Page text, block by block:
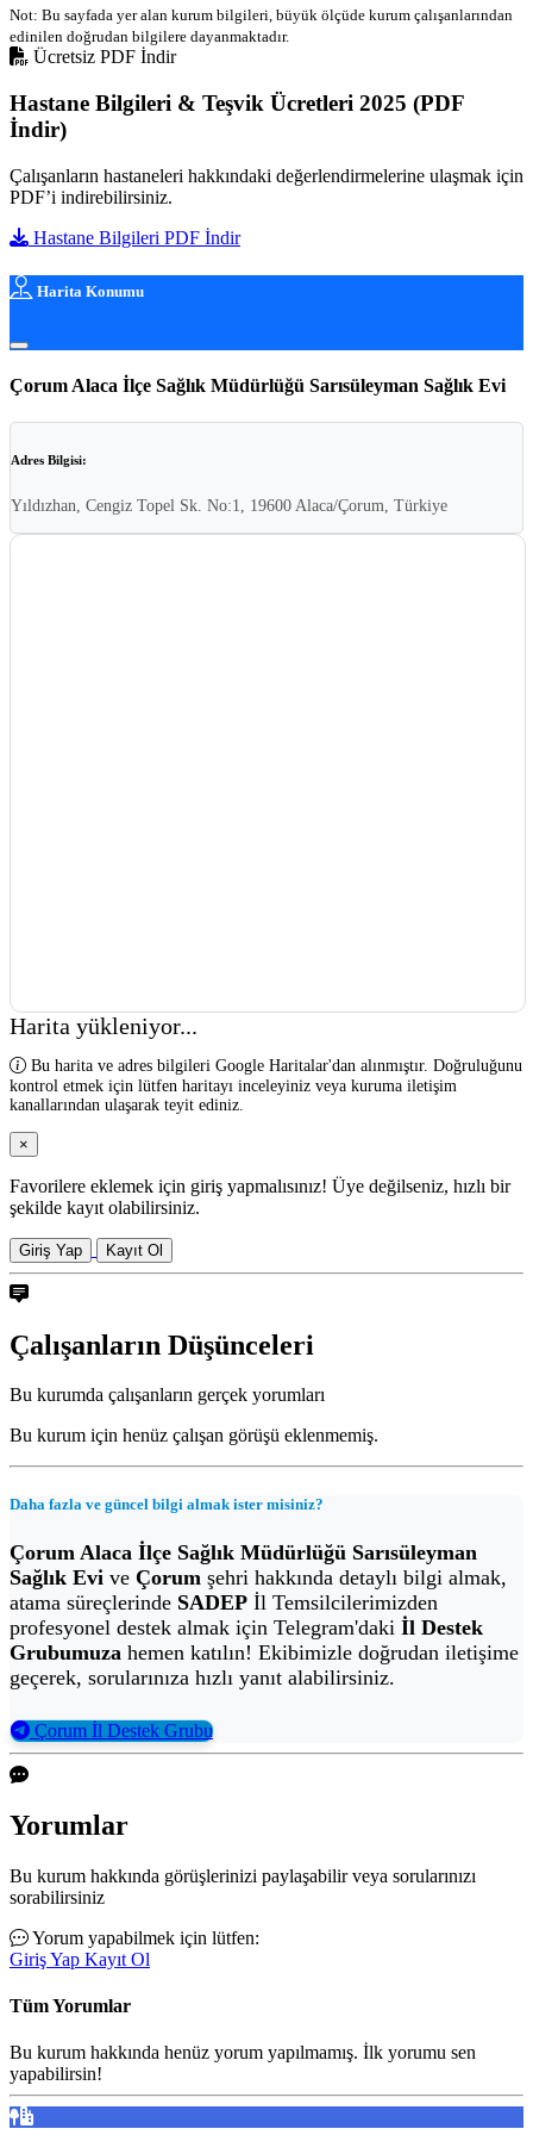
Not: Bu sayfada yer alan kurum bilgileri, büyük ölçüde kurum çalışanlarından
edinilen doğrudan bilgilere dayanmaktadır.
Ücretsiz PDF İndir
Hastane Bilgileri & Teşvik Ücretleri 2025 (PDF
İndir)
Çalışanların hastaneleri hakkındaki değerlendirmelerine ulaşmak için
PDF’i indirebilirsiniz.
Hastane Bilgileri PDF İndir
Harita Konumu
Çorum Alaca İlçe Sağlık Müdürlüğü Sarısüleyman Sağlık Evi
Adres Bilgisi:
Yıldızhan, Cengiz Topel Sk. No:1, 19600 Alaca/Çorum, Türkiye
Harita yükleniyor...
Bu harita ve adres bilgileri Google Haritalar'dan alınmıştır. Doğruluğunu
kontrol etmek için lütfen haritayı inceleyiniz veya kuruma iletişim
kanallarından ulaşarak teyit ediniz.
×
Favorilere eklemek için giriş yapmalısınız! Üye değilseniz, hızlı bir
şekilde kayıt olabilirsiniz.
Giriş Yap Kayıt Ol
Çalışanların Düşünceleri
Bu kurumda çalışanların gerçek yorumları
Bu kurum için henüz çalışan görüşü eklenmemiş.
Daha fazla ve güncel bilgi almak ister misiniz?
Çorum Alaca İlçe Sağlık Müdürlüğü Sarısüleyman
Sağlık Evi ve Çorum şehri hakkında detaylı bilgi almak,
atama süreçlerinde SADEP İl Temsilcilerimizden
profesyonel destek almak için Telegram'daki İl Destek
Grubumuza hemen katılın! Ekibimizle doğrudan iletişime
geçerek, sorularınıza hızlı yanıt alabilirsiniz.
Çorum İl Destek Grubu
Yorumlar
Bu kurum hakkında görüşlerinizi paylaşabilir veya sorularınızı
sorabilirsiniz
Yorum yapabilmek için lütfen:
Giriş Yap Kayıt Ol
Tüm Yorumlar
Bu kurum hakkında henüz yorum yapılmamış. İlk yorumu sen
yapabilirsin!